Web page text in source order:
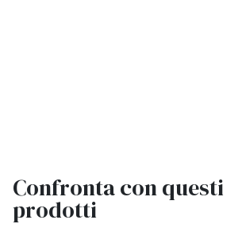
Confronta con questi
prodotti